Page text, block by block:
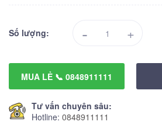
Số lượng: - +
MUA LẺ 📞 0848911111
Tư vấn chuyên sâu:
Hotline: 0848911111